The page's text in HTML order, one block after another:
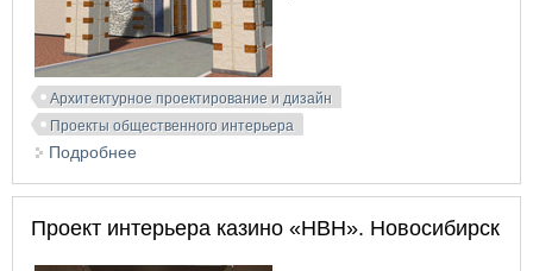
Архитектурное проектирование и дизайн
Проекты общественного интерьера
Подробнее
Проект интерьера казино «НВН». Новосибирск